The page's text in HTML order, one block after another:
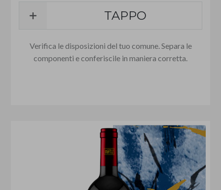
TAPPO
Verifica le disposizioni del tuo comune. Separa le
componenti e conferiscile in maniera corretta.